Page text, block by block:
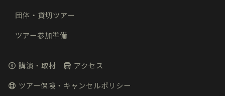
団体・貸切ツアー
ツアー参加準備
講演・取材 アクセス
ツアー保険・キャンセルポリシー